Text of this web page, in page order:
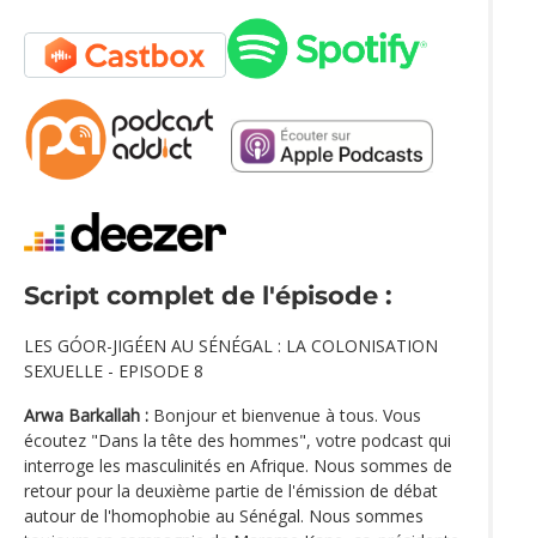
Script complet de l'épisode :
LES GÓOR-JIGÉEN AU SÉNÉGAL : LA COLONISATION
SEXUELLE - EPISODE 8
Arwa Barkallah : Bonjour et bienvenue à tous. Vous
écoutez "Dans la tête des hommes", votre podcast qui
interroge les masculinités en Afrique. Nous sommes de
retour pour la deuxième partie de l'émission de débat
autour de l'homophobie au Sénégal. Nous sommes